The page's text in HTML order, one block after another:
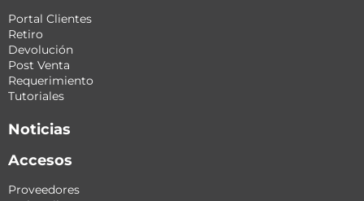
Portal Clientes
Retiro
Devolución
Post Venta
Requerimiento
Tutoriales
Noticias
Accesos
Proveedores